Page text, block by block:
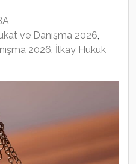
ve Danışma 2026,
2026, İlkay Hukuk